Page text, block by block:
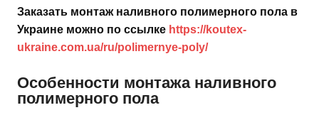
Заказать монтаж наливного полимерного пола в
Украине можно по ссылке https://koutex-
ukraine.com.ua/ru/polimernye-poly/
Особенности монтажа наливного
полимерного пола